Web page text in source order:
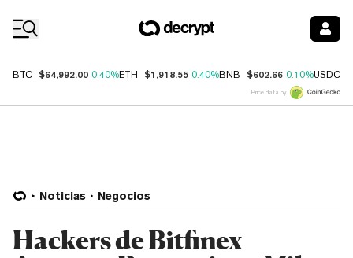
BTC $64,992.00 0.40%ETH $1,918.55 0.40%BNB $602.66 0.10%USDC
Price data by
Noticias Negocios
Hackers de Bitfinex